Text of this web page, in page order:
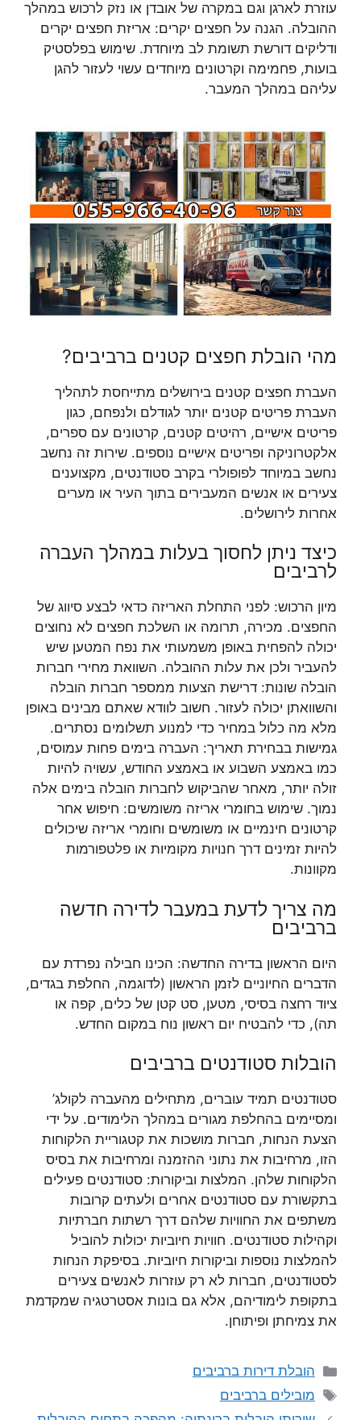
עוזרת לארגן וגם במקרה של אובדן או נזק לרכוש במהלך
ההובלה. הגנה על חפצים יקרים: אריזת חפצים יקרים
ודליקים דורשת תשומת לב מיוחדת. שימוש בפלסטיק
בועות, פחמימה וקרטונים מיוחדים עשוי לעזור להגן
עליהם במהלך המעבר.
מהי הובלת חפצים קטנים ברביבים?
העברת חפצים קטנים בירושלים מתייחסת לתהליך
העברת פריטים קטנים יותר לגודלם ולנפחם, כגון
פריטים אישיים, רהיטים קטנים, קרטונים עם ספרים,
אלקטרוניקה ופריטים אישיים נוספים. שירות זה נחשב
נחשב במיוחד לפופולרי בקרב סטודנטים, מקצוענים
צעירים או אנשים המעבירים בתוך העיר או מערים
אחרות לירושלים.
כיצד ניתן לחסוך בעלות במהלך העברה
לרביבים
מיון הרכוש: לפני התחלת האריזה כדאי לבצע סיווג של
החפצים. מכירה, תרומה או השלכת חפצים לא נחוצים
יכולה להפחית באופן משמעותי את נפח המטען שיש
להעביר ולכן את עלות ההובלה. השוואת מחירי חברות
הובלה שונות: דרישת הצעות ממספר חברות הובלה
והשוואתן יכולה לעזור. חשוב לוודא שאתם מבינים באופן
מלא מה כלול במחיר כדי למנוע תשלומים נסתרים.
גמישות בבחירת תאריך: העברה בימים פחות עמוסים,
כמו באמצע השבוע או באמצע החודש, עשויה להיות
זולה יותר, מאחר שהביקוש לחברות הובלה בימים אלה
נמוך. שימוש בחומרי אריזה משומשים: חיפוש אחר
קרטונים חינמיים או משומשים וחומרי אריזה שיכולים
להיות זמינים דרך חנויות מקומיות או פלטפורמות
מקוונות.
מה צריך לדעת במעבר לדירה חדשה
ברביבים
היום הראשון בדירה החדשה: הכינו חבילה נפרדת עם
הדברים החיוניים לזמן הראשון (לדוגמה, החלפת בגדים,
ציוד רחצה בסיסי, מטען, סט קטן של כלים, קפה או
תה), כדי להבטיח יום ראשון נוח במקום החדש.
הובלות סטודנטים ברביבים
סטודנטים תמיד עוברים, מתחילים מהעברה לקולג’
ומסיימים בהחלפת מגורים במהלך הלימודים. על ידי
הצעת הנחות, חברות מושכות את קטגוריית הלקוחות
הזו, מרחיבות את נתוני ההזמנה ומרחיבות את בסיס
הלקוחות שלהן. המלצות וביקורות: סטודנטים פעילים
בתקשורת עם סטודנטים אחרים ולעתים קרובות
משתפים את החוויות שלהם דרך רשתות חברתיות
וקהילות סטודנטים. חוויות חיוביות יכולות להוביל
להמלצות נוספות וביקורות חיוביות. בסיפקת הנחות
לסטודנטים, חברות לא רק עוזרות לאנשים צעירים
בתקופת לימודיהם, אלא גם בונות אסטרטגיה שמקדמת
את צמיחתן ופיתוחן.
קטגוריות
הובלת דירות ברביבים
תגיות
מובילים ברביבים